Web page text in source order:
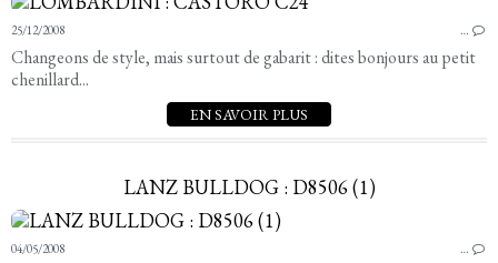
25/12/2008 …
Changeons de style, mais surtout de gabarit : dites bonjours au petit
chenillard...
EN SAVOIR PLUS
LANZ BULLDOG : D8506 (1)
04/05/2008 …